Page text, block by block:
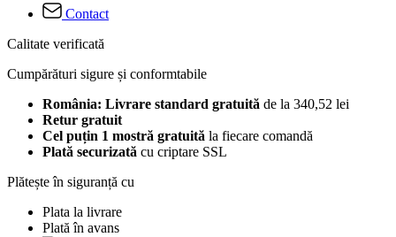
Contact
Calitate verificată
Cumpărături sigure și conformtabile
România: Livrare standard gratuită de la 340,52 lei
Retur gratuit
Cel puțin 1 mostră gratuită la fiecare comandă
Plată securizată cu criptare SSL
Plătește în siguranță cu
Plata la livrare
Plată în avans